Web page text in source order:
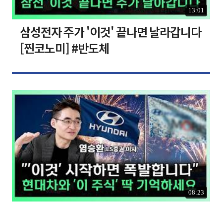
13:01
삼성전자 주가 '이것' 끝나면 날라갑니다
[찐코노미] #반도체
08:23